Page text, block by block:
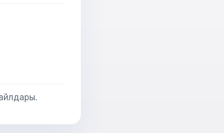
ЖИ консультант